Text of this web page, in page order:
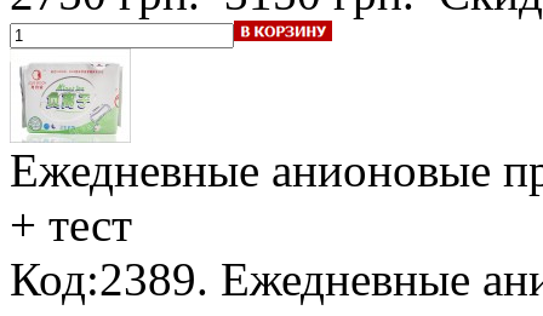
Ежедневные анионовые
+ тест
Код:2389. Ежедневные